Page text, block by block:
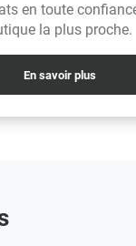
en toute
la plus proche.
En savoir plus